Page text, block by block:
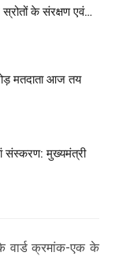
के संरक्षण एवं…
मतदाता आज तय
संस्करण: मुख्यमंत्री
वार्ड क्रमांक-एक के